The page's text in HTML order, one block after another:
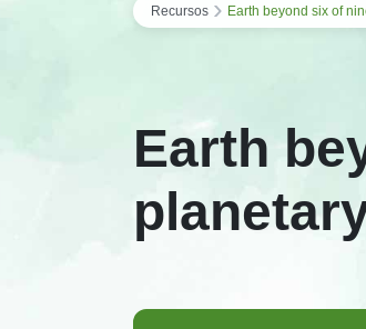
Recursos › Earth beyond six of
Earth